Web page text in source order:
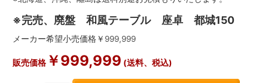
※完売、廃盤 和風テーブル 座卓 都城150
メーカー希望小売価格￥ 999,999
販売価格￥999,999 (送料、税込)